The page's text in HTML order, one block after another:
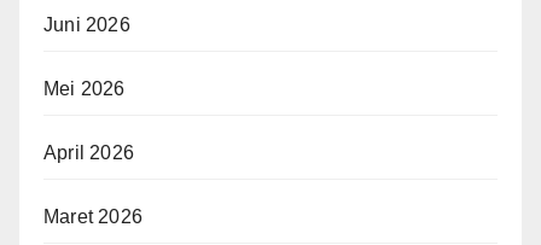
Juni 2026
Mei 2026
April 2026
Maret 2026